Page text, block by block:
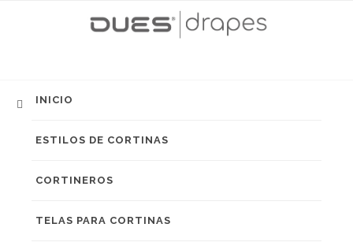
INICIO
ESTILOS DE CORTINAS
CORTINEROS
TELAS PARA CORTINAS